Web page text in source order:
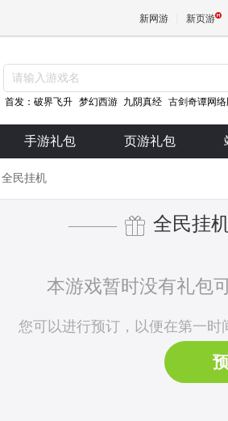
新网游 新页游
首发：破界飞升 梦幻西游 九阴真经 古剑奇谭网络
手游礼包 页游礼包
全民挂机
——— 全民挂
本游戏暂时没有礼包
您可以进行预订，以便在第一时